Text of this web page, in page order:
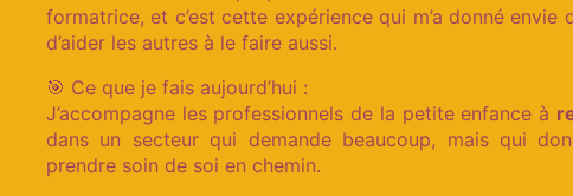
formatrice, et c’est cette expérience qui m’a donné
d’aider les autres à le faire aussi.
🎯 Ce que je fais aujourd’hui :
J’accompagne les professionnels de la petite enfance à
dans un secteur qui demande beaucoup, mais qui
prendre soin de soi en chemin.